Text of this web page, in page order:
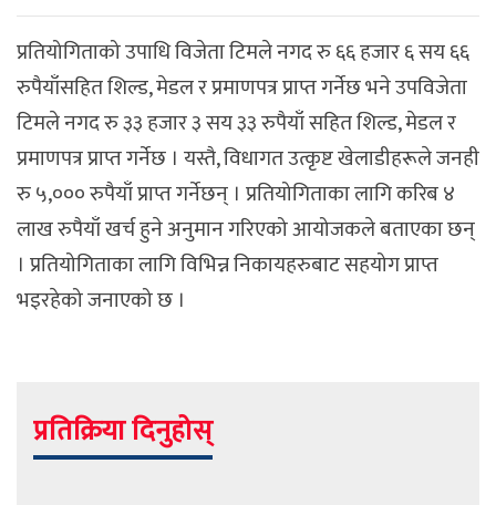
प्रतियोगिताको उपाधि विजेता टिमले नगद रु ६६ हजार ६ सय ६६
रुपैयाँसहित शिल्ड, मेडल र प्रमाणपत्र प्राप्त गर्नेछ भने उपविजेता
टिमले नगद रु ३३ हजार ३ सय ३३ रुपैयाँ सहित शिल्ड, मेडल र
प्रमाणपत्र प्राप्त गर्नेछ । यस्तै, विधागत उत्कृष्ट खेलाडीहरूले जनही
रु ५,००० रुपैयाँ प्राप्त गर्नेछन् । प्रतियोगिताका लागि करिब ४
लाख रुपैयाँ खर्च हुने अनुमान गरिएको आयोजकले बताएका छन्
। प्रतियोगिताका लागि विभिन्न निकायहरुबाट सहयोग प्राप्त
भइरहेको जनाएको छ ।
प्रतिक्रिया दिनुहोस्